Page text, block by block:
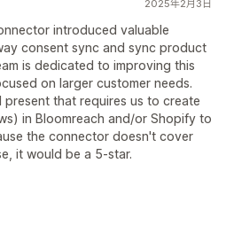
2025年2月3日
introduced valuable
consent sync and sync product
is dedicated to improving this
on larger customer needs.
that requires us to create
in Bloomreach and/or Shopify to
the connector doesn't cover
it would be a 5-star.